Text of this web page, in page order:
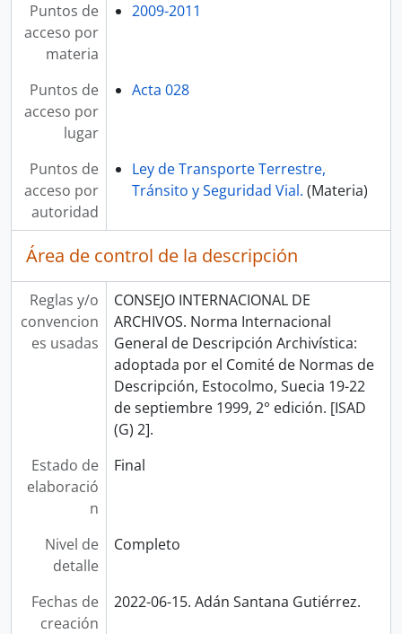
Puntos de
acceso por
materia
2009-2011
Puntos de
acceso por
lugar
Acta 028
Puntos de
acceso por
autoridad
Ley de Transporte Terrestre,
Tránsito y Seguridad Vial. (Materia)
Área de control de la descripción
Reglas y/o
convencion
es usadas
CONSEJO INTERNACIONAL DE
ARCHIVOS. Norma Internacional
General de Descripción Archivística:
adoptada por el Comité de Normas de
Descripción, Estocolmo, Suecia 19-22
de septiembre 1999, 2° edición. [ISAD
(G) 2].
Estado de
elaboració
n
Final
Nivel de
detalle
Completo
Fechas de
creación
2022-06-15. Adán Santana Gutiérrez.